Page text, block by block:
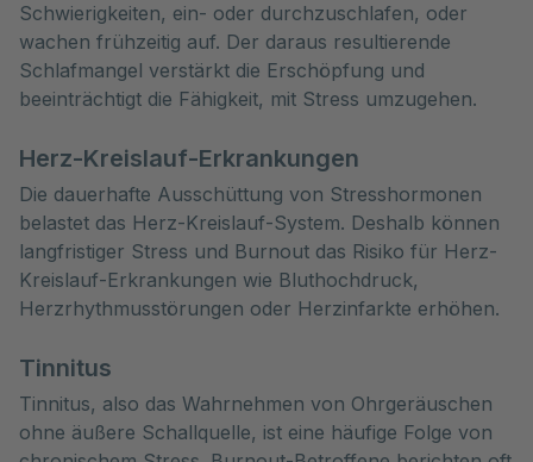
Schwierigkeiten, ein- oder durchzuschlafen, oder
wachen frühzeitig auf. Der daraus resultierende
Schlafmangel verstärkt die Erschöpfung und
beeinträchtigt die Fähigkeit, mit Stress umzugehen.
Herz-Kreislauf-Erkrankungen
Die dauerhafte Ausschüttung von Stresshormonen
belastet das Herz-Kreislauf-System. Deshalb können
langfristiger Stress und Burnout das Risiko für Herz-
Kreislauf-Erkrankungen wie Bluthochdruck,
Herzrhythmusstörungen oder Herzinfarkte erhöhen.
Tinnitus
Tinnitus, also das Wahrnehmen von Ohrgeräuschen
ohne äußere Schallquelle, ist eine häufige Folge von